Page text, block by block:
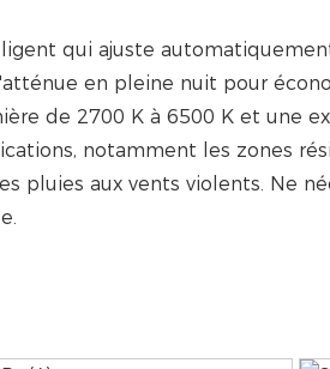
qui ajuste
en pleine nuit pour
de 2700 K à 6500 K et une
notamment les zones
pluies aux vents violents. Ne